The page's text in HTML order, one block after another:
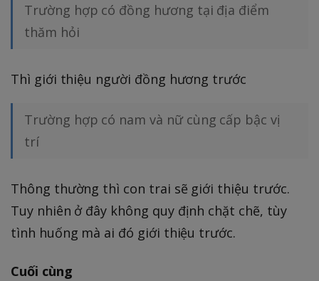
Trường hợp có đồng hương tại địa điểm
thăm hỏi
Thì giới thiệu người đồng hương trước
Trường hợp có nam và nữ cùng cấp bậc vị
trí
Thông thường thì con trai sẽ giới thiệu trước.
Tuy nhiên ở đây không quy định chặt chẽ, tùy
tình huống mà ai đó giới thiệu trước.
Cuối cùng